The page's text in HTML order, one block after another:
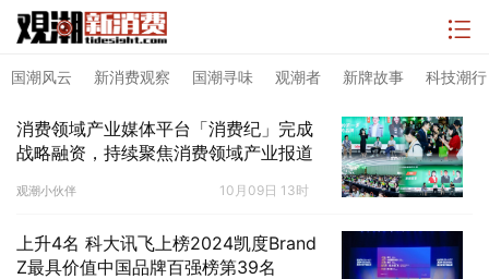
国潮风云 新消费观察 国潮寻味 观潮者 新牌故事 科技潮行
消费领域产业媒体平台「消费纪」完成
战略融资，持续聚焦消费领域产业报道
观潮小伙伴 10月09日 13时
上升4名 科大讯飞上榜2024凯度Brand
Z最具价值中国品牌百强榜第39名